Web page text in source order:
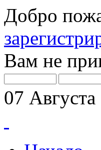
Добро
Вам не
07